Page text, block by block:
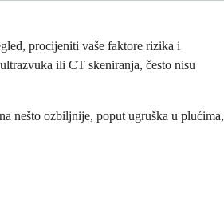
procijeniti vaše faktore rizika i
ili CT skeniranja, često nisu
nešto ozbiljnije, poput ugruška u plućima,